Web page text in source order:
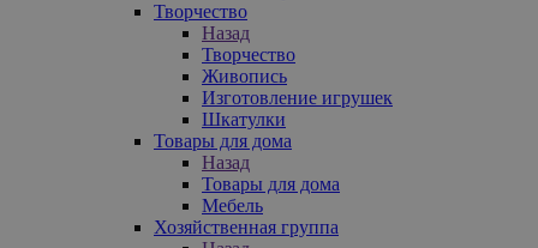
Творчество
Назад
Творчество
Живопись
Изготовление игрушек
Шкатулки
Товары для дома
Назад
Товары для дома
Мебель
Хозяйственная группа